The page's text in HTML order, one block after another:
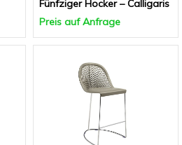
Fünfziger Hocker – Calligaris
Preis auf Anfrage